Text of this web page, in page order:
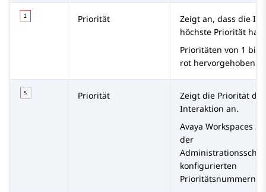
Priorität
Zeigt an, dass die
höchste Priorität hat.
Prioritäten von 1 bis
rot hervorgehoben.
Priorität
Zeigt die Priorität der
Interaktion an.
Avaya Workspaces
der
konfigurierten
Prioritätsnummern